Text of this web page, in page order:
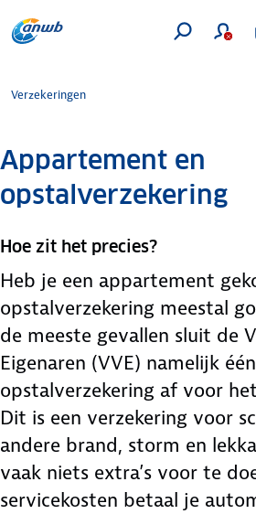
Verzekeringen
Appartement en
opstalverzekering
Hoe zit het precies?
Heb je een appartement
opstalverzekering meestal
de meeste gevallen sluit de
Eigenaren (VVE) namelijk
opstalverzekering af voor
Dit is een verzekering voor
andere brand, storm en
vaak niets extra’s voor te
servicekosten betaal je